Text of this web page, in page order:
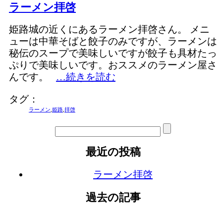
ラーメン拝啓
姫路城の近くにあるラーメン拝啓さん。 メニ
ューは中華そばと餃子のみですが、ラーメンは
秘伝のスープで美味しいですが餃子も具材たっ
ぷりで美味しいです。おススメのラーメン屋さ
んです。 …続きを読む
タグ：
ラーメン 姫路 拝啓
最近の投稿
ラーメン拝啓
過去の記事